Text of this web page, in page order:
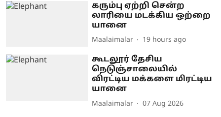
கரும்பு ஏற்றி சென்ற
லாரியை மடக்கிய ஒற்றை
யானை
Maalaimalar 19 hours ago
கூடலூர் தேசிய
நெடுஞ்சாலையில்
விரட்டிய மக்களை மிரட்டிய
யானை
Maalaimalar 07 Aug 2026